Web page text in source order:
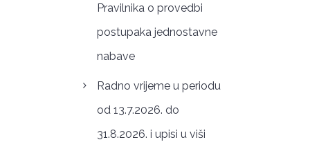
Pravilnika o provedbi
postupaka jednostavne
nabave
Radno vrijeme u periodu
od 13.7.2026. do
31.8.2026. i upisi u viši